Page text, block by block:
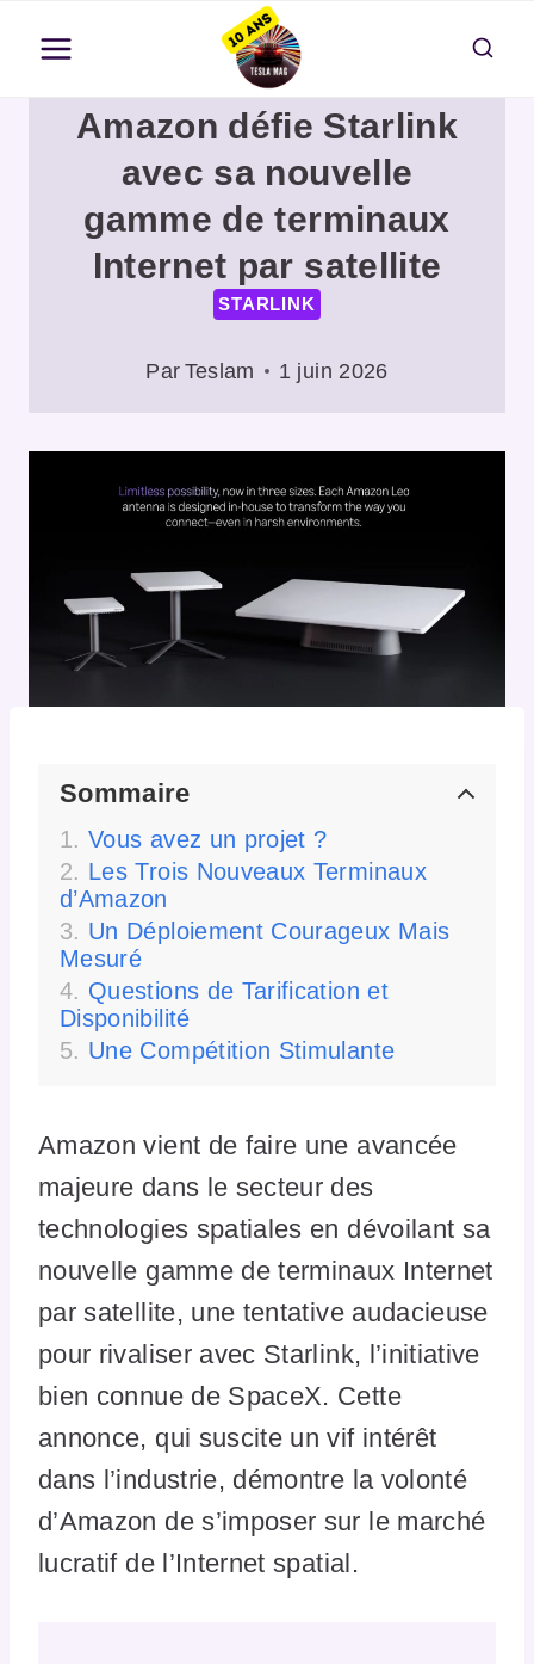
contenu
Amazon défie Starlink
avec sa nouvelle
gamme de terminaux
Internet par satellite
STARLINK
Par Teslam 1 juin 2026
Sommaire
Vous avez un projet ?
Les Trois Nouveaux Terminaux
d’Amazon
Un Déploiement Courageux Mais
Mesuré
Questions de Tarification et
Disponibilité
Une Compétition Stimulante
Amazon vient de faire une avancée
majeure dans le secteur des
technologies spatiales en dévoilant sa
nouvelle gamme de terminaux Internet
par satellite, une tentative audacieuse
pour rivaliser avec Starlink, l’initiative
bien connue de SpaceX. Cette
annonce, qui suscite un vif intérêt
dans l’industrie, démontre la volonté
d’Amazon de s’imposer sur le marché
lucratif de l’Internet spatial.